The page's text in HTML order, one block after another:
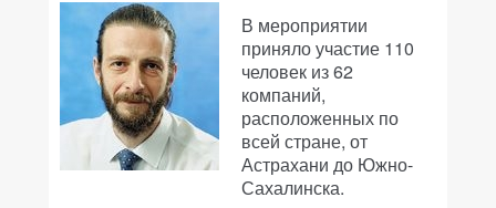
В мероприятии
приняло участие 110
человек из 62
компаний,
расположенных по
всей стране, от
Астрахани до Южно-
Сахалинска.